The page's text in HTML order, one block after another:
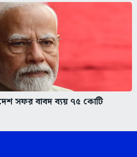
সফর বাবদ ব্যয় ৭৫ কোটি